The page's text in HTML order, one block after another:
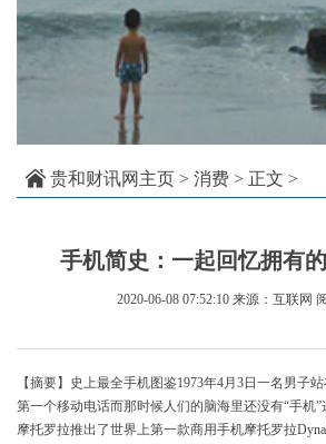
贵和财讯网主页 > 消费 > 正文 >
手机简史：一起回忆拥有
2020-06-08 07:52:10 来源：互联网
【摘要】史上最全手机图鉴1973年4月3日一名男子
第一个移动电话而那时候人们的脑海里还没有“手机”
摩托罗拉推出了世界上第一款商用手机摩托罗拉